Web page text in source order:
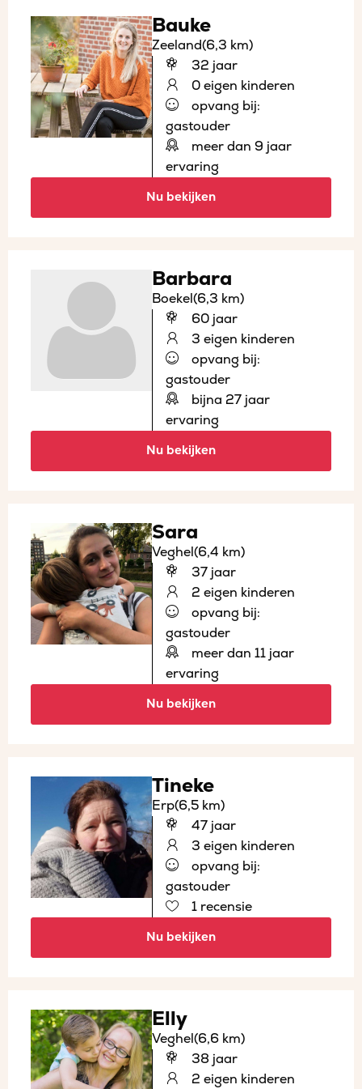
Bauke
Zeeland(6,3 km)
32 jaar
0 eigen kinderen
opvang bij:
gastouder
meer dan 9 jaar
ervaring
Nu bekijken
Barbara
Boekel(6,3 km)
60 jaar
3 eigen kinderen
opvang bij:
gastouder
bijna 27 jaar
ervaring
Nu bekijken
Sara
Veghel(6,4 km)
37 jaar
2 eigen kinderen
opvang bij:
gastouder
meer dan 11 jaar
ervaring
Nu bekijken
Tineke
Erp(6,5 km)
47 jaar
3 eigen kinderen
opvang bij:
gastouder
1 recensie
Nu bekijken
Elly
Veghel(6,6 km)
38 jaar
2 eigen kinderen